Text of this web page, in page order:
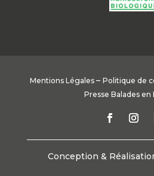
Mentions Légales – Politique de
Presse Balades en
Conception &